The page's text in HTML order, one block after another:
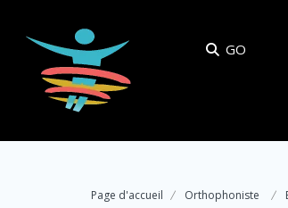
GO
Page d'accueil Orthophoniste